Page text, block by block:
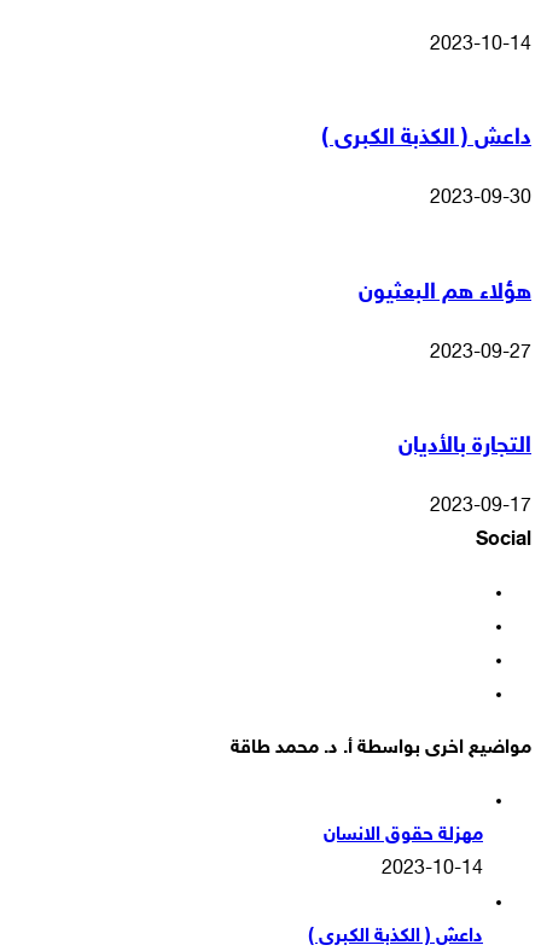
2023-10-14
داعش ( الكذبة الكبرى )
2023-09-30
هؤلاء هم البعثيون
2023-09-27
التجارة بالأديان
2023-09-17
Social
مواضيع اخرى بواسطة أ. د. محمد طاقة
مهزلة حقوق الانسان
2023-10-14
داعش ( الكذبة الكبرى )